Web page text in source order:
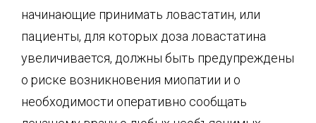
начинающие принимать ловастатин, или
пациенты, для которых доза ловастатина
увеличивается, должны быть предупреждены
о риске возникновения миопатии и о
необходимости оперативно сообщать